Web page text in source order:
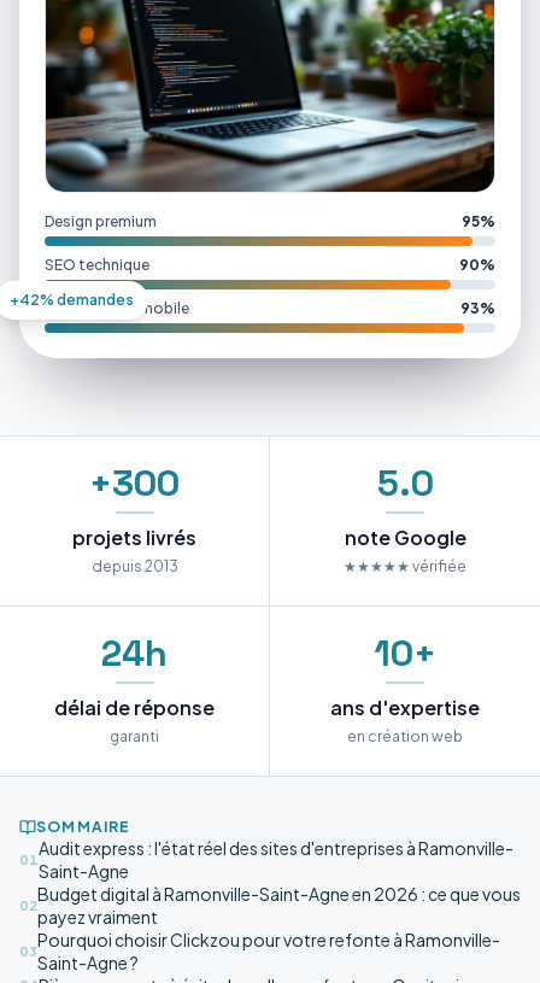
Design premium 95%
SEO technique 90%
Performance mobile 93%
+42% demandes
+300
projets livrés
depuis 2013
5.0
note Google
★★★★★ vérifiée
24h
délai de réponse
garanti
10+
ans d'expertise
en création web
SOMMAIRE
01
Audit express : l'état réel des sites d'entreprises à Ramonville-
Saint-Agne
02
Budget digital à Ramonville-Saint-Agne en 2026 : ce que vous
payez vraiment
03
Pourquoi choisir Clickzou pour votre refonte à Ramonville-
Saint-Agne ?